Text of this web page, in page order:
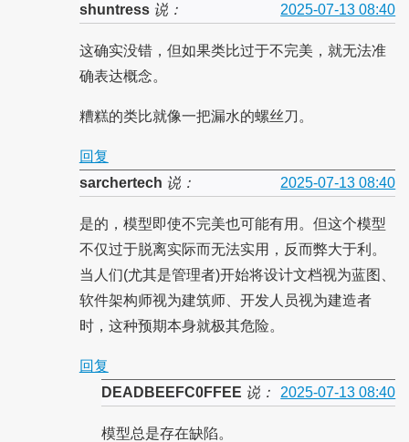
shuntress说： 2025-07-13 08:40
这确实没错，但如果类比过于不完美，就无法准
确表达概念。
糟糕的类比就像一把漏水的螺丝刀。
回复
sarchertech 说： 2025-07-13 08:40
是的，模型即使不完美也可能有用。但这个模型
不仅过于脱离实际而无法实用，反而弊大于利。
当人们(尤其是管理者)开始将设计文档视为蓝图、
软件架构师视为建筑师、开发人员视为建造者
时，这种预期本身就极其危险。
回复
DEADBEEFC0FFEE 说： 2025-07-13 08:40
模型总是存在缺陷。